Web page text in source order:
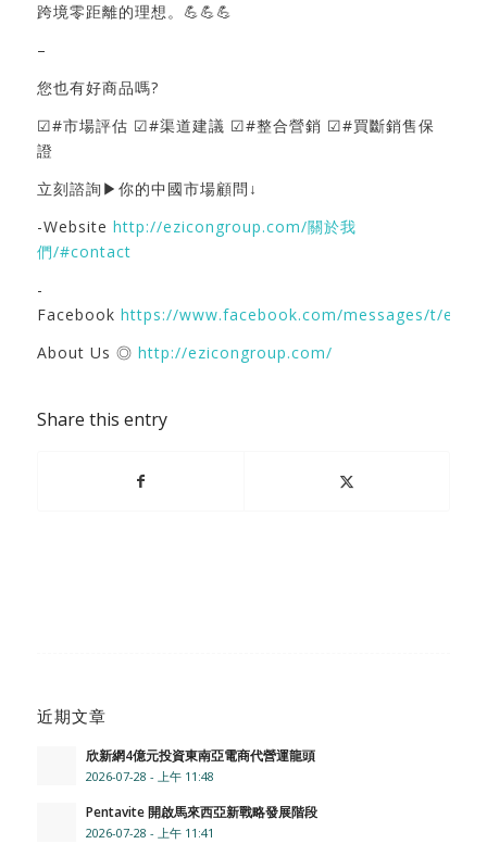
跨境零距離的理想。💪💪💪
–
您也有好商品嗎?
☑#市場評估 ☑#渠道建議 ☑#整合營銷 ☑#買斷銷售保
證
立刻諮詢▶你的中國市場顧問↓
-Website http://ezicongroup.com/關於我
們/#contact
-
Facebook https://www.facebook.com/messages/t/
About Us ◎ http://ezicongroup.com/
Share this entry
近期文章
欣新網4億元投資東南亞電商代營運龍頭
2026-07-28 - 上午 11:48
Pentavite 開啟馬來西亞新戰略發展階段
2026-07-28 - 上午 11:41